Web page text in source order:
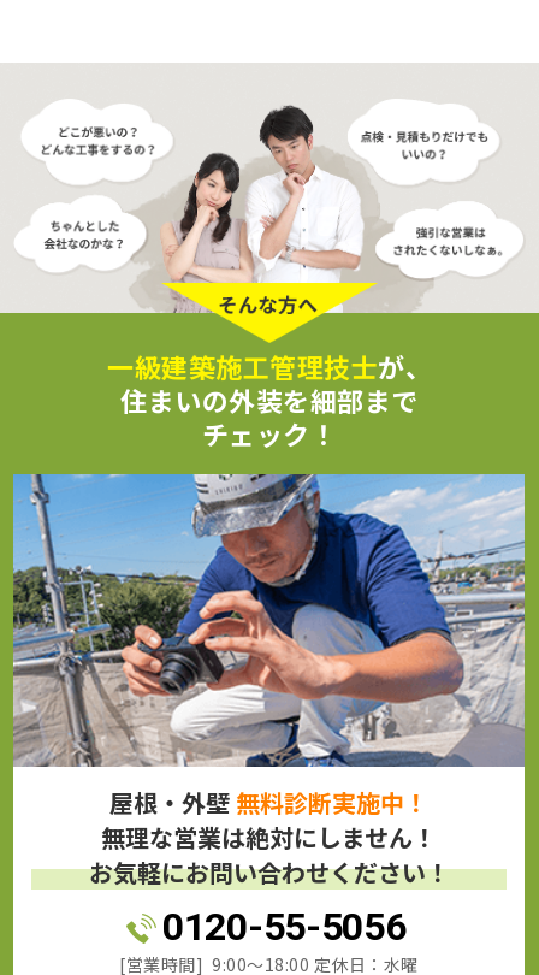
一級建築施工管理技士が、
住まいの外装を細部まで
チェック！
屋根・外壁 無料診断実施中！
無理な営業は絶対にしません！
お気軽にお問い合わせください！
0120-55-5056
[営業時間] 9:00～18:00 定休日：水曜